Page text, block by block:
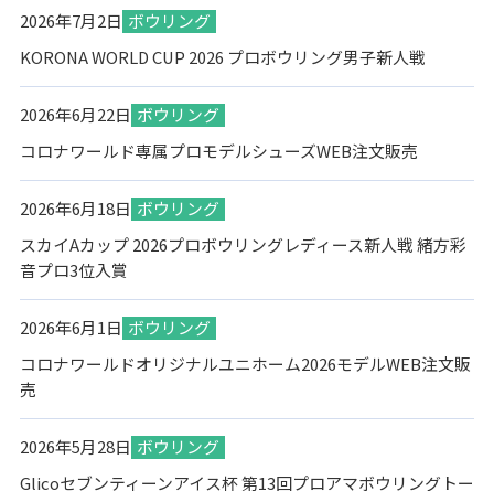
2026年7月2日 ボウリング
KORONA WORLD CUP 2026 プロボウリング男子新人戦
2026年6月22日 ボウリング
コロナワールド専属プロモデルシューズWEB注文販売
2026年6月18日 ボウリング
スカイAカップ 2026プロボウリングレディース新人戦 緒方彩
音プロ3位入賞
2026年6月1日 ボウリング
コロナワールドオリジナルユニホーム2026モデルWEB注文販
売
2026年5月28日 ボウリング
Glicoセブンティーンアイス杯 第13回プロアマボウリングトー